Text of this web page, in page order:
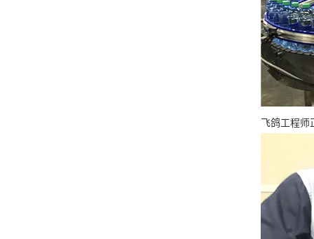
飞鸽工程